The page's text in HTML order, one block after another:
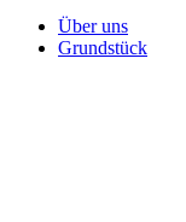
Über uns
Grundstück